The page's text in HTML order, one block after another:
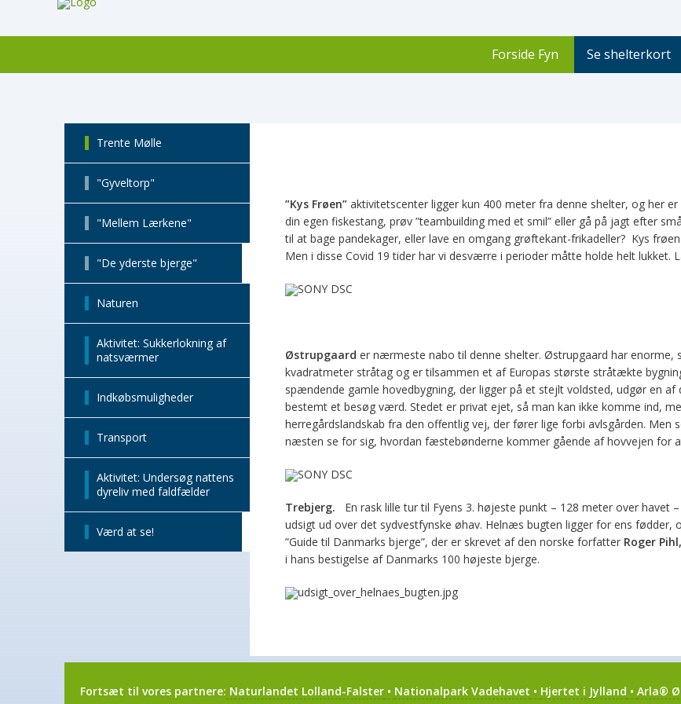
Forside Fyn Se shelterkort
Trente Mølle
"Gyveltorp"
"Mellem Lærkene"
"De yderste bjerge"
Naturen
Aktivitet: Sukkerlokning af
natsværmer
Indkøbsmuligheder
Transport
Aktivitet: Undersøg nattens
dyreliv med faldfælder
Værd at se!
”Kys Frøen” aktivitetscenter ligger kun 400 meter fra denne shelter, og her
din egen fiskestang, prøv ”teambuilding med et smil” eller gå på jagt efter
til at bage pandekager, eller lave en omgang grøftekant-frikadeller? Kys
Men i disse Covid 19 tider har vi desværre i perioder måtte holde helt lukket.
Østrupgaard er nærmeste nabo til denne shelter. Østrupgaard har
kvadratmeter stråtag og er tilsammen et af Europas største stråtækte
spændende gamle hovedbygning, der ligger på et stejlt voldsted, udgør en
bestemt et besøg værd. Stedet er privat ejet, så man kan ikke komme ind,
herregårdslandskab fra den offentlig vej, der fører lige forbi avlsgården. Men
næsten se for sig, hvordan fæstebønderne kommer gående af hovvejen for
Trebjerg. En rask lille tur til Fyens 3. højeste punkt – 128 meter over havet
udsigt ud over det sydvestfynske øhav. Helnæs bugten ligger for ens fødder,
”Guide til Danmarks bjerge”, der er skrevet af den norske forfatter Roger Pihl,
i hans bestigelse af Danmarks 100 højeste bjerge.
Fortsæt til vores partnere: Naturlandet Lolland-Falster • Nationalpark Vadehavet • Hjertet i Jylland • Arla®